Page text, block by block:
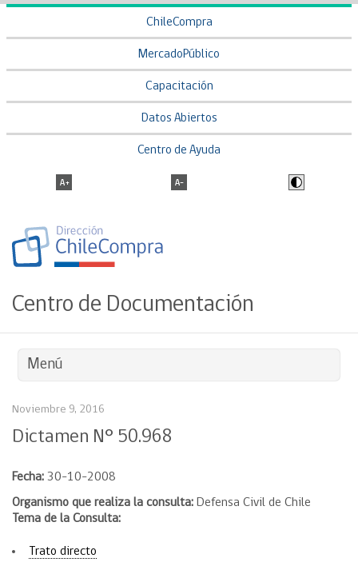
ChileCompra
MercadoPúblico
Capacitación
Datos Abiertos
Centro de Ayuda
Centro de Documentación
Menú
Noviembre 9, 2016
Dictamen N° 50.968
Fecha: 30-10-2008
Organismo que realiza la consulta: Defensa Civil de Chile
Tema de la Consulta:
Trato directo